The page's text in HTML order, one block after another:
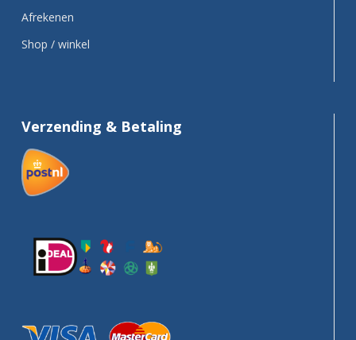
Afrekenen
Shop / winkel
Verzending & Betaling